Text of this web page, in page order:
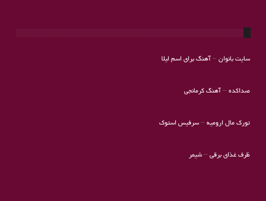
سایت بانوان– آهنگ برای اسم لیلا
صداکده– آهنگ کرمانجی
تورک مال ارومیه–سرفیس استوک
ظرف غذای برقی– شیمر